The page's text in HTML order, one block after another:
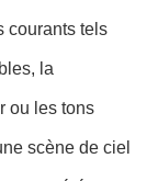
courants tels
la
ou les tons
scène de ciel